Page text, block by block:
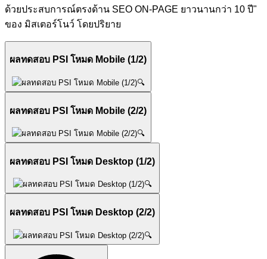
ด้วยประสบการณ์ตรงด้าน SEO ON-PAGE ยาวนานกว่า 10 ปี"
ของ มิสเตอร์โนว์ โดยปริยาย
ผลทดสอบ PSI โหมด Mobile (1/2)
🔍
ผลทดสอบ PSI โหมด Mobile (2/2)
🔍
ผลทดสอบ PSI โหมด Desktop (1/2)
🔍
ผลทดสอบ PSI โหมด Desktop (2/2)
🔍